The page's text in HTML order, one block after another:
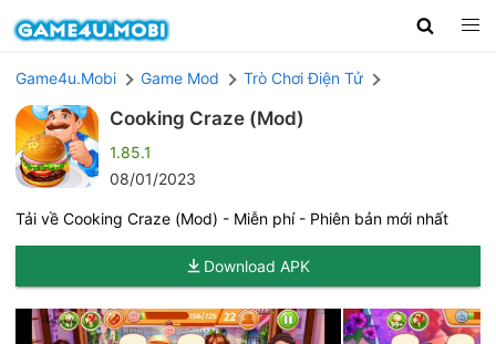
Game4u.Mobi Game Mod Trò Chơi Điện Tử
Cooking Craze (Mod)
1.85.1
08/01/2023
Tải về Cooking Craze (Mod) - Miễn phí - Phiên bản mới nhất
Download APK